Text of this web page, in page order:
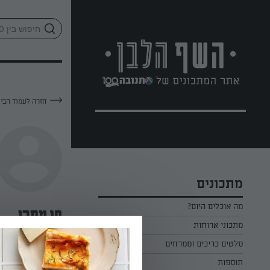
מתכונים
מה אוכלים היום?
מתכוני ארוחות
ארוחת בוקר
ארוחת צהריים
סלטים כריכים וממרחים
כל הסלטים כריכים וממרחים
תוספות
חזרה לעמוד
חן מתכו
—